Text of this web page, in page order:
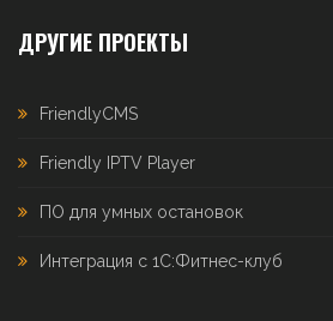
ДРУГИЕ ПРОЕКТЫ
FriendlyCMS
Friendly IPTV Player
ПО для умных остановок
Интеграция с 1С:Фитнес-клуб